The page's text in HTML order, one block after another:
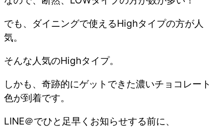
でも、ダイニングで使えるHighタイプの方が人
気。
そんな人気のHighタイプ。
しかも、奇跡的にゲットできた濃いチョコレート
色が到着です。
LINE＠でひと足早くお知らせする前に、